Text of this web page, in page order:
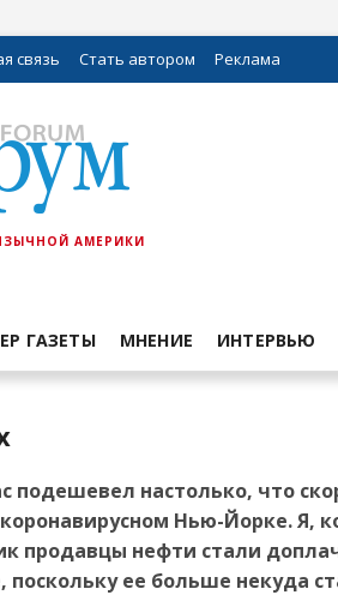
связь Стать автором Реклама
АМЕРИКИ
ГАЗЕТЫ МНЕНИЕ ИНТЕРВЬЮ
подешевел настолько, что
Нью-Йорке. Я,
продавцы нефти стали
ее больше некуда